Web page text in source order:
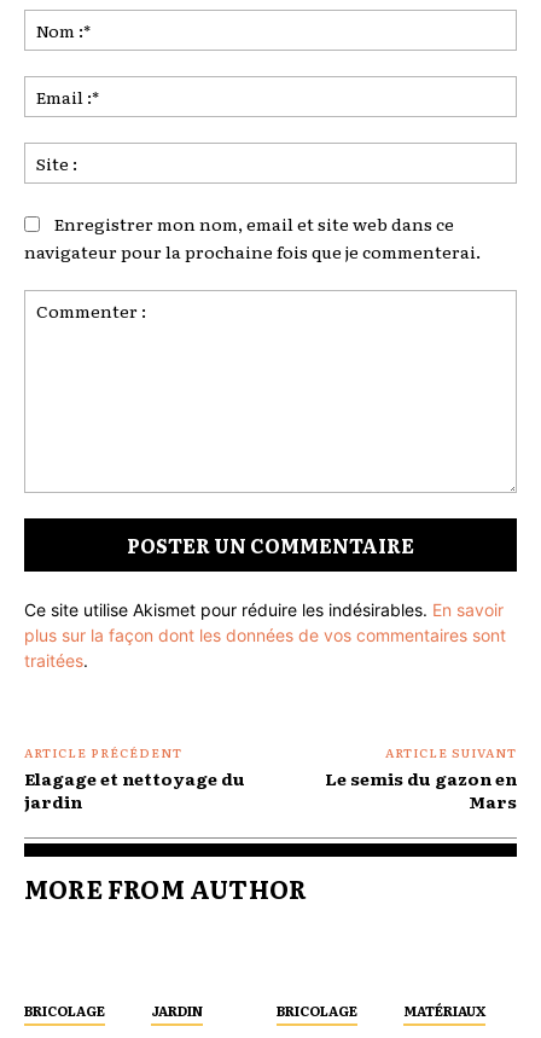
:*
:*
:
Enregistrer mon nom, email et site web dans ce
navigateur pour la prochaine fois que je commenterai.
Ce site utilise Akismet pour réduire les indésirables. En savoir
plus sur la façon dont les données de vos commentaires sont
traitées.
ARTICLE PRÉCÉDENT
Elagage et nettoyage du
jardin
ARTICLE SUIVANT
Le semis du gazon en
Mars
MORE FROM AUTHOR
BRICOLAGE JARDIN BRICOLAGE MATÉRIAUX